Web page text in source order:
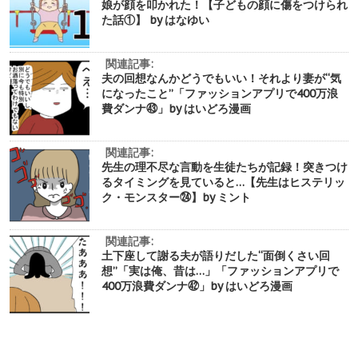
娘が顔を叩かれた！【子どもの顔に傷をつけられ
た話①】 by はなゆい
関連記事:
夫の回想なんかどうでもいい！それより妻が“気
になったこと”「ファッションアプリで400万浪
費ダンナ㊸」by はいどろ漫画
関連記事:
先生の理不尽な言動を生徒たちが記録！突きつけ
るタイミングを見ていると…【先生はヒステリッ
ク・モンスター㉔】by ミント
関連記事:
土下座して謝る夫が語りだした“面倒くさい回
想”「実は俺、昔は…」「ファッションアプリで
400万浪費ダンナ㊷」by はいどろ漫画